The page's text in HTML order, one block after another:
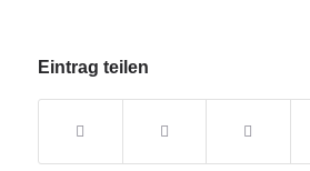
Eintrag teilen